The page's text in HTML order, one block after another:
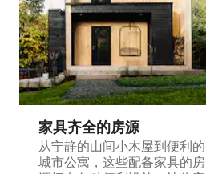
家具齐全的房源
从宁静的山间小木屋到便利的
城市公寓，这些配备家具的房